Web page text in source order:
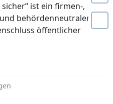
sicher“ ist ein firmen-,
behördenneutraler
öffentlicher